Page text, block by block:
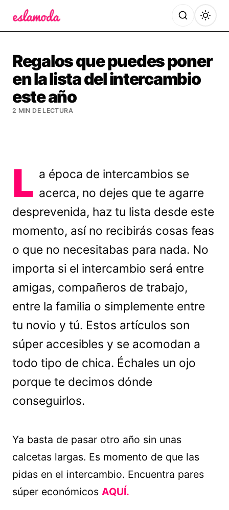
Regalos que puedes poner
en la lista del intercambio
este año
2 MIN DE LECTURA
L a época de intercambios se
acerca, no dejes que te agarre
desprevenida, haz tu lista desde este
momento, así no recibirás cosas feas
o que no necesitabas para nada. No
importa si el intercambio será entre
amigas, compañeros de trabajo,
entre la familia o simplemente entre
tu novio y tú. Estos artículos son
súper accesibles y se acomodan a
todo tipo de chica. Échales un ojo
porque te decimos dónde
conseguirlos.
Ya basta de pasar otro año sin unas
calcetas largas. Es momento de que las
pidas en el intercambio. Encuentra pares
súper económicos AQUÍ.